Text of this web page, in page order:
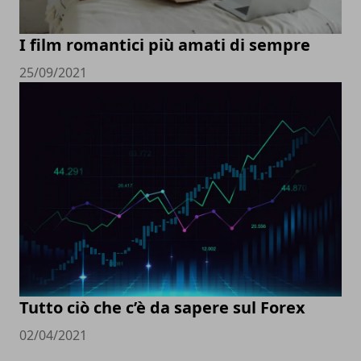
I film romantici più amati di sempre
25/09/2021
Tutto ciò che c’è da sapere sul Forex
02/04/2021